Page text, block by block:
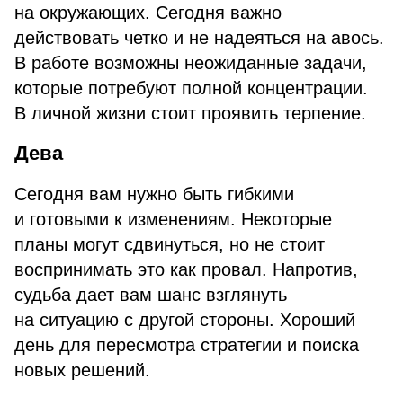
на окружающих. Сегодня важно
действовать четко и не надеяться на авось.
В работе возможны неожиданные задачи,
которые потребуют полной концентрации.
В личной жизни стоит проявить терпение.
Дева
Сегодня вам нужно быть гибкими
и готовыми к изменениям. Некоторые
планы могут сдвинуться, но не стоит
воспринимать это как провал. Напротив,
судьба дает вам шанс взглянуть
на ситуацию с другой стороны. Хороший
день для пересмотра стратегии и поиска
новых решений.